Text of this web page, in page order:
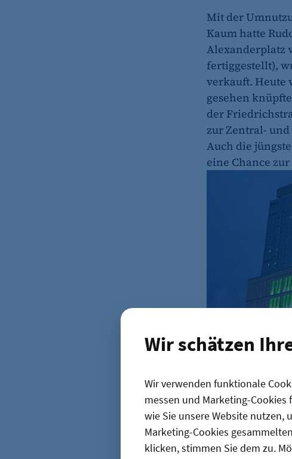
Wir schätzen
Wir verwenden funktionale
messen und Marketing-
wie Sie unsere Website nutzen,
Marketing-Cookies
klicken, stimmen Sie dem zu.
Mit der
Kaum hatte
Alexanderplatz
fertiggestellt),
verkauft. Heute
gesehen
der
zur Zentral-
Auch die
eine Chance
Kommt die ZLB
Senat
Das
diente es nicht